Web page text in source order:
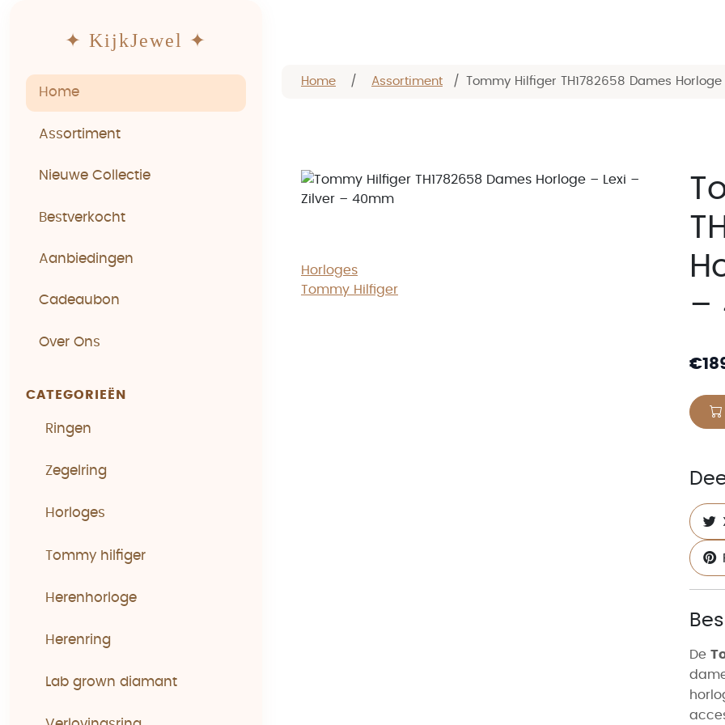
✦ KijkJewel ✦
Home
Assortiment
Nieuwe Collectie
Bestverkocht
Aanbiedingen
Cadeaubon
Over Ons
CATEGORIEËN
Ringen
Zegelring
Horloges
Tommy hilfiger
Herenhorloge
Herenring
Lab grown diamant
Home / Assortiment / Tommy Hilfiger TH1782658 Dames Horloge
Horloges
Tommy Hilfiger
–
€
De